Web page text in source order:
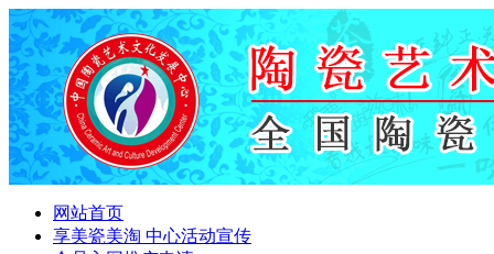
网站首页
享美瓷美淘 中心活动宣传